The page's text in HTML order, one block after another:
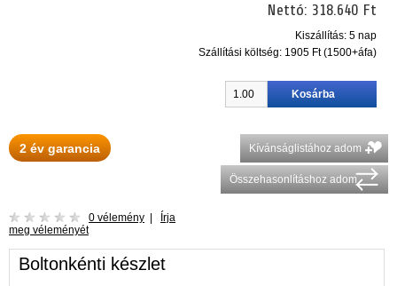
Nettó: 318.640 Ft
Kiszállítás: 5 nap
Szállítási költség: 1905 Ft (1500+áfa)
2 év garancia Kívánságlistához adom
Összehasonlításhoz adom
0 vélemény
Írja
meg véleményét
Boltonkénti készlet